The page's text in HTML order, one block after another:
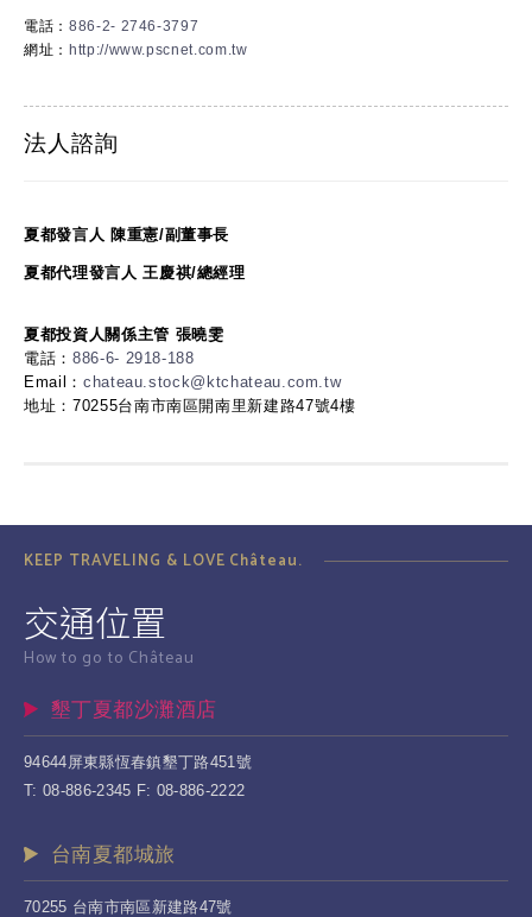
電話： 886-2- 2746-3797
網址： http://www.pscnet.com.tw
法人諮詢
夏都發言人 陳重憲/副董事長
夏都代理發言人 王慶祺/總經理
夏都投資人關係主管 張曉雯
電話： 886-6- 2918-188
Email： chateau.stock@ktchateau.com.tw
地址：70255台南市南區開南里新建路47號4樓
KEEP TRAVELING & LOVE Château.
交通位置
How to go to Château
墾丁夏都沙灘酒店
94644屏東縣恆春鎮墾丁路451號
T: 08-886-2345 F: 08-886-2222
台南夏都城旅
70255 台南市南區新建路47號